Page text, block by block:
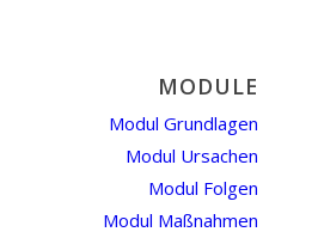
MODULE
Modul Grundlagen
Modul Ursachen
Modul Folgen
Modul Maßnahmen